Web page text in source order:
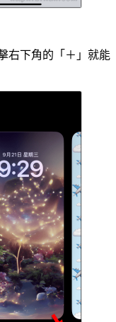
右下角的「＋」就能